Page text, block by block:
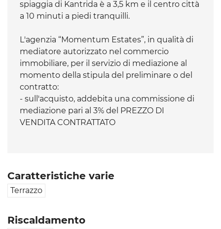
spiaggia di Kantrida è a 3,5 km e il centro città
a 10 minuti a piedi tranquilli.
L'agenzia “Momentum Estates”, in qualità di
mediatore autorizzato nel commercio
immobiliare, per il servizio di mediazione al
momento della stipula del preliminare o del
contratto:
- sull'acquisto, addebita una commissione di
mediazione pari al 3% del PREZZO DI
VENDITA CONTRATTATO
Caratteristiche varie
Terrazzo
Riscaldamento